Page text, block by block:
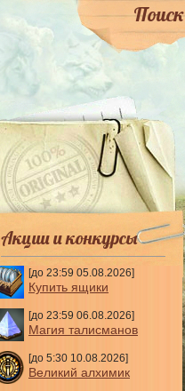
Поиск
Акции и конкурсы
[до 23:59 05.08.2026]
Купить ящики
[до 23:59 06.08.2026]
Магия талисманов
[до 5:30 10.08.2026]
Великий алхимик